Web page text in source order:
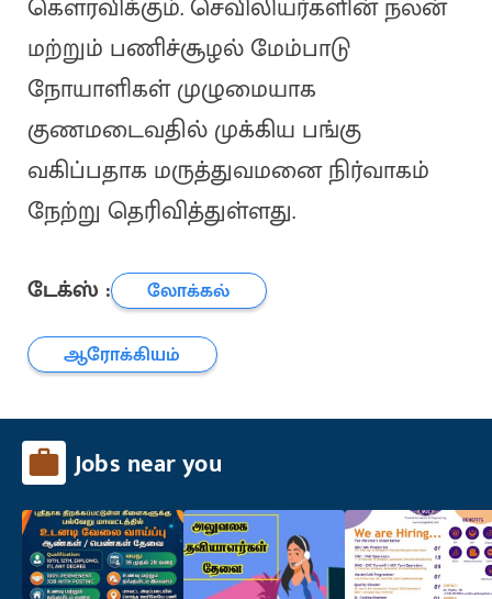
கௌரவிக்கும். செவிலியர்களின் நலன்
மற்றும் பணிச்சூழல் மேம்பாடு
நோயாளிகள் முழுமையாக
குணமடைவதில் முக்கிய பங்கு
வகிப்பதாக மருத்துவமனை நிர்வாகம்
நேற்று தெரிவித்துள்ளது.
டேக்ஸ் :
லோக்கல்
ஆரோக்கியம்
Jobs near you